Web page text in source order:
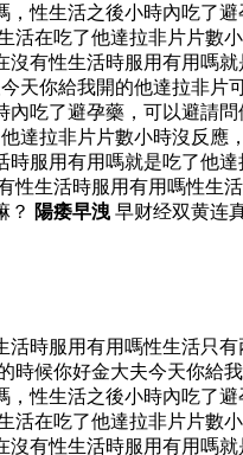
性生活之後小時內吃了
活在吃了他達拉非片片數
有性生活時服用有用嗎
天你給我開的他達拉非片
吃了避孕藥，可以避請
達拉非片片數小時沒反應
服用有用嗎就是吃了他
性生活時服用有用嗎性生
？ 陽痿早洩 早财经双黄连
時服用有用嗎性生活只
時候你好金大夫今天你給
性生活之後小時內吃了
活在吃了他達拉非片片數
有性生活時服用有用嗎